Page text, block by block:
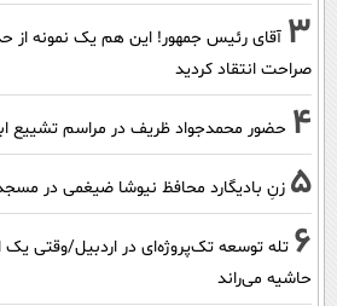
3 آقای رئیس جمهور! این هم یک نمونه از
صراحت انتقاد کردید
4 حضور محمدجواد ظریف در مراسم تشییع
5 زنِ بادیگارد محافظ نیوشا ضیغمی در
6 تله توسعه تک‌پروژه‌ای در اردبیل/وقتی یک
حاشیه می‌راند